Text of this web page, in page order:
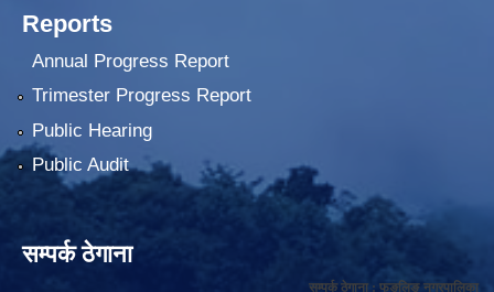
Reports
Annual Progress Report
Trimester Progress Report
Public Hearing
Public Audit
सम्पर्क ठेगाना
सम्पर्क ठेगाना : फुङलिङ नगरपालिका